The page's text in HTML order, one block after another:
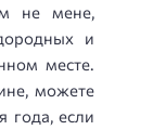
не мене,
и
месте.
можете
года, если